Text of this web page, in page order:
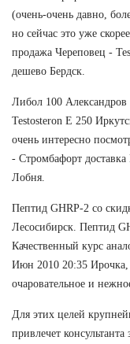
(очень-очень давно,
но сейчас это уже
продажа Череповец -
дешево Бердск.
Либол 100
Testosteron E 250
очень интересно
- Стромбафорт
Лобня.
Пептид GHRP-2 со
Лесосибирск. Пептид
Качественный курс
Июн 2010 20:35 Ирочка,
очаровательное и
Для этих целей
привлечет консультанта